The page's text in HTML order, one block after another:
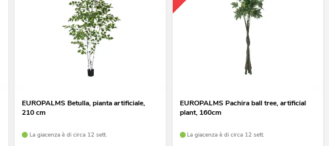
EUROPALMS Betulla, pianta artificiale,
210 cm
La giacenza è di circa 12 sett.
EUROPALMS Pachira ball tree, artificial
plant, 160cm
La giacenza è di circa 12 sett.